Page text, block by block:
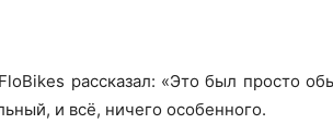
рассказал: «Это был просто
и всё, ничего особенного.